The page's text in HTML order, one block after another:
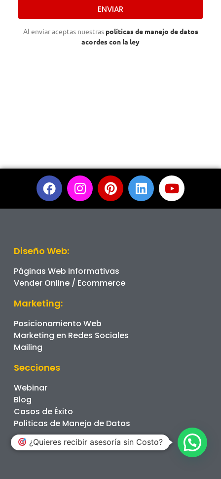
ENVIAR
Al enviar aceptas nuestras políticas de manejo de datos
acordes con la ley
Diseño Web:
Páginas Web Informativas
Vender Online / Ecommerce
Marketing:
Posicionamiento Web
Marketing en Redes Sociales
Mailing
Secciones
Webinar
Blog
Casos de Éxito
Politicas de Manejo de Datos
¿Quieres recibir asesoría sin Costo?